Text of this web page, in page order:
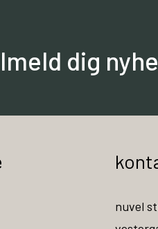
dig
nuvel